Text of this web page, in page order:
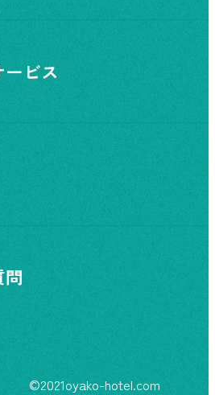
ビス
©︎2021oyako-hotel.com